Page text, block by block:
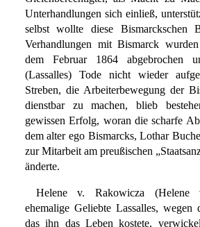
Unterhandlungen sich einließ,
selbst wollte diese Bismarckschen
Verhandlungen mit Bismarck
dem Februar 1864 abgebrochen
(Lassalles) Tode nicht wieder
Streben, die Arbeiterbewegung der
dienstbar zu machen, blieb
gewissen Erfolg, woran die scharfe
dem alter ego Bismarcks, Lothar
zur Mitarbeit am preußischen
änderte.
Helene v. Rakowicza (Helene
ehemalige Geliebte Lassalles,
das ihn das Leben kostete,